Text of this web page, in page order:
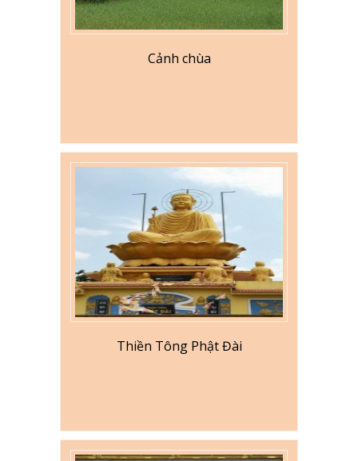
Cảnh chùa
Thiền Tông Phật Đài